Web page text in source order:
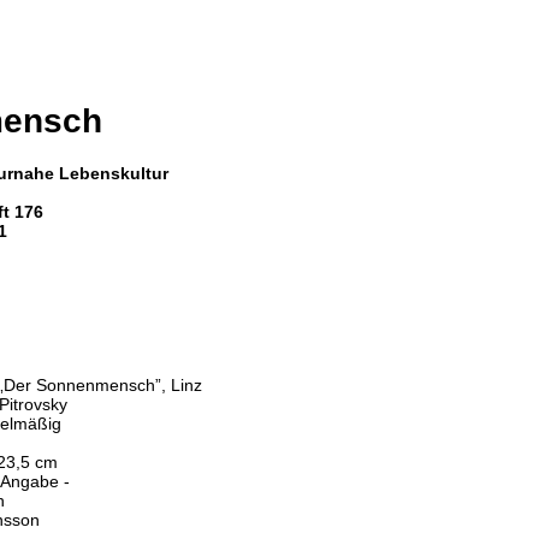
Lebenskultur
176
Sonnenmensch”, Linz
cm
-